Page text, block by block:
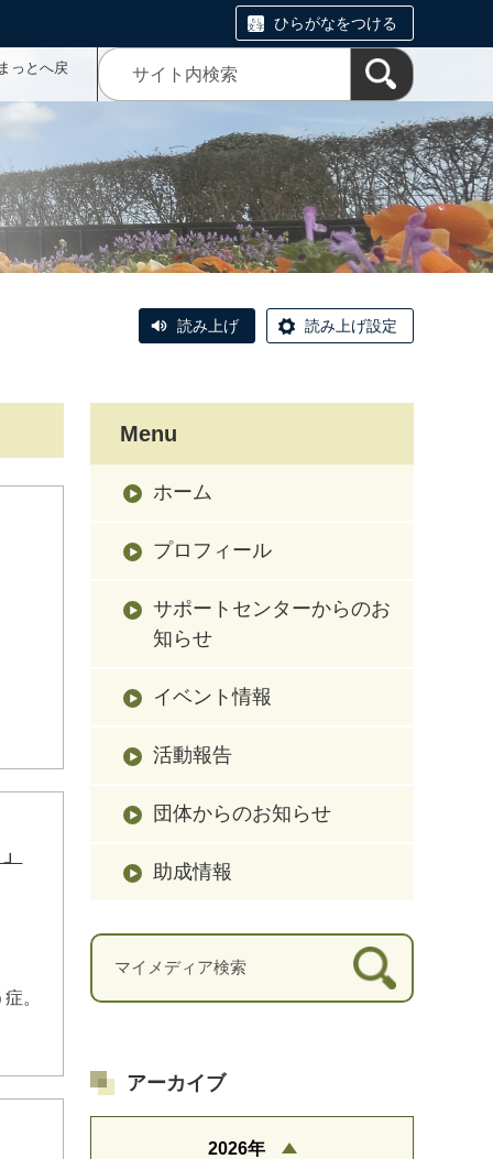
ひらがなをつける
っとへ戻
読み上げ 読み上げ設定
。
Menu
ホーム
プロフィール
サポートセンターからのお
知らせ
イベント情報
活動報告
団体からのお知らせ
助成情報
アーカイブ
2026年